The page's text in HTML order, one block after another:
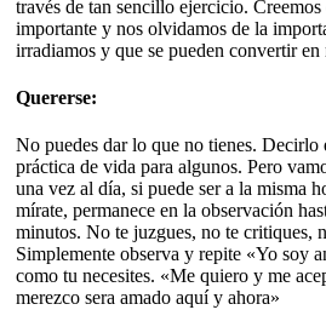
través de tan sencillo ejercicio.
importante y nos olvidamos de la
irradiamos y que se pueden convertir
Quererse:
No puedes dar lo que no tienes.
práctica de vida para algunos. Pero
una vez al día, si puede ser a la misma
mírate, permanece en la observación
minutos. No te juzgues, no te critiques,
Simplemente observa y repite «Yo soy
como tu necesites. «Me quiero y me
merezco sera amado aquí y ahora»